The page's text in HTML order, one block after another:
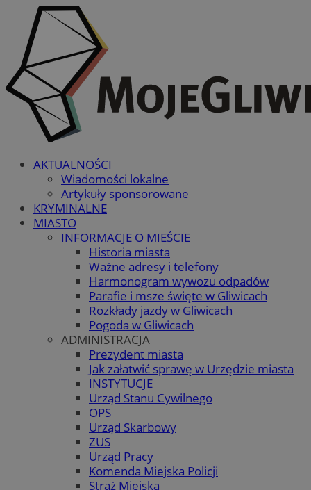
AKTUALNOŚCI
Wiadomości lokalne
Artykuły sponsorowane
KRYMINALNE
MIASTO
INFORMACJE O MIEŚCIE
Historia miasta
Ważne adresy i telefony
Harmonogram wywozu odpadów
Parafie i msze święte w Gliwicach
Rozkłady jazdy w Gliwicach
Pogoda w Gliwicach
ADMINISTRACJA
Prezydent miasta
Jak załatwić sprawę w Urzędzie miasta
INSTYTUCJE
Urząd Stanu Cywilnego
OPS
Urząd Skarbowy
ZUS
Urząd Pracy
Komenda Miejska Policji
Straż Miejska